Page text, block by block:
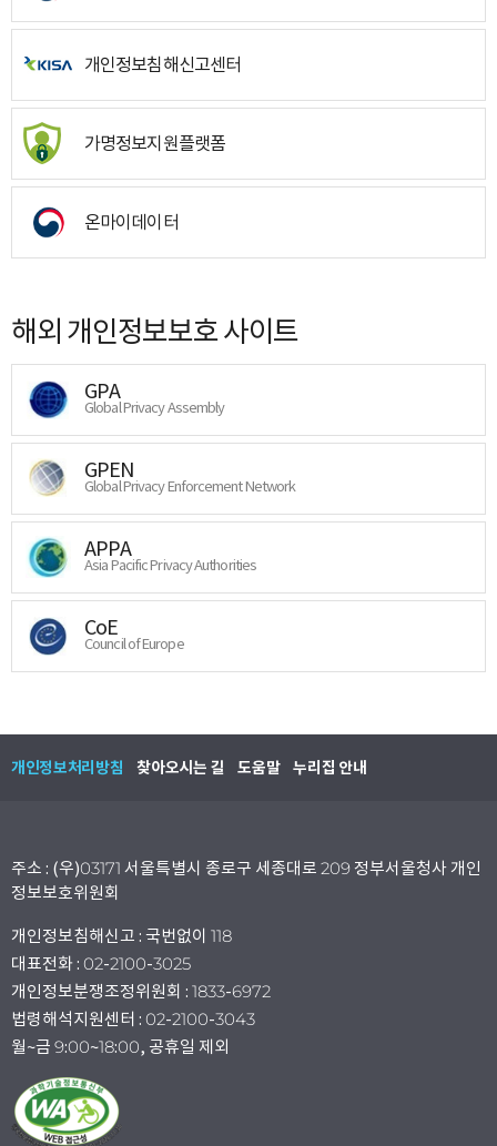
개인정보침해신고센터
가명정보지원플랫폼
온마이데이터
해외 개인정보보호 사이트
GPA
Global Privacy Assembly
GPEN
Global Privacy Enforcement Network
APPA
Asia Pacific Privacy Authorities
CoE
Council of Europe
개인정보처리방침 찾아오시는 길 도움말 누리집 안내
주소 : (우)03171 서울특별시 종로구 세종대로 209 정부서울청사 개인
정보보호위원회
개인정보침해신고 : 국번없이 118
대표전화 : 02-2100-3025
개인정보분쟁조정위원회 : 1833-6972
법령해석지원센터 : 02-2100-3043
월~금 9:00~18:00, 공휴일 제외